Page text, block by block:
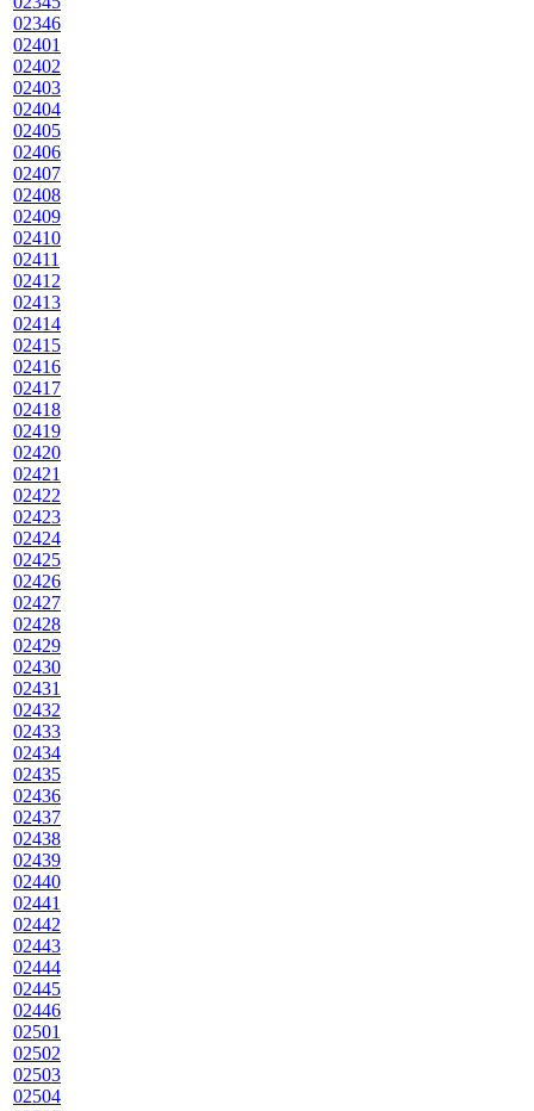
02346
02401
02402
02403
02404
02405
02406
02407
02408
02409
02410
02411
02412
02413
02414
02415
02416
02417
02418
02419
02420
02421
02422
02423
02424
02425
02426
02427
02428
02429
02430
02431
02432
02433
02434
02435
02436
02437
02438
02439
02440
02441
02442
02443
02444
02445
02446
02501
02502
02503
02504